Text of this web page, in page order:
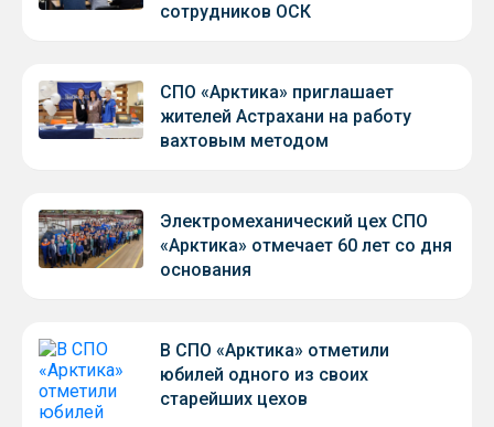
сотрудников ОСК
СПО «Арктика» приглашает
жителей Астрахани на работу
вахтовым методом
Электромеханический цех СПО
«Арктика» отмечает 60 лет со дня
основания
В СПО «Арктика» отметили
юбилей одного из своих
старейших цехов